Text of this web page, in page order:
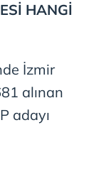
HANGİ
İzmir
alınan
adayı